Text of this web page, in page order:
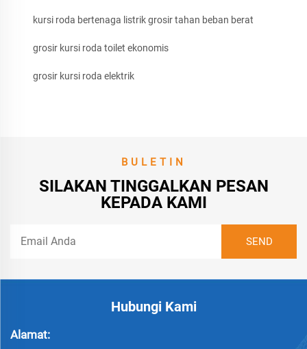
kursi roda bertenaga listrik grosir tahan beban berat
grosir kursi roda toilet ekonomis
grosir kursi roda elektrik
BULETIN
SILAKAN TINGGALKAN PESAN
KEPADA KAMI
Hubungi Kami
Alamat: